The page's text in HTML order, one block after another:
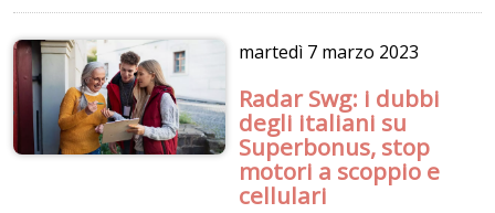
martedì 7 marzo 2023
Radar Swg: i dubbi
degli italiani su
Superbonus, stop
motori a scoppio e
cellulari